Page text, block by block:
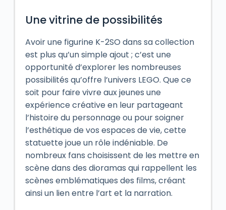
Une vitrine de possibilités
Avoir une figurine K-2SO dans sa collection
est plus qu’un simple ajout ; c’est une
opportunité d’explorer les nombreuses
possibilités qu’offre l’univers LEGO. Que ce
soit pour faire vivre aux jeunes une
expérience créative en leur partageant
l’histoire du personnage ou pour soigner
l’esthétique de vos espaces de vie, cette
statuette joue un rôle indéniable. De
nombreux fans choisissent de les mettre en
scène dans des dioramas qui rappellent les
scènes emblématiques des films, créant
ainsi un lien entre l’art et la narration.